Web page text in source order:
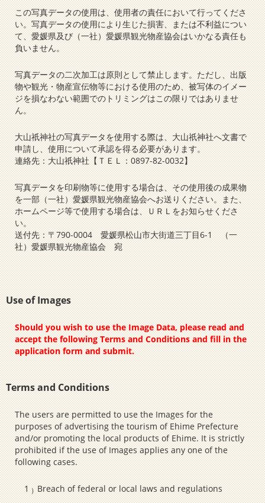
この写真データの使用は、使用者の責任において行ってくださ
い。写真データの使用により生じた損害、または不利益につい
て、愛媛県及び（一社）愛媛県観光物産協会はいかなる責任も
負いません。
写真データの二次加工は原則として禁止します。ただし、出版
物や観光・物産宣伝物等における使用のため、被写体のイメー
ジを損なわない範囲でのトリミングはこの限りではありませ
ん。
大山祇神社の写真データを使用する際は、大山祇神社へ文書で
申請し、使用について承認を得る必要があります。
連絡先：大山祇神社【ＴＥＬ：0897-82-0032】
写真データを印刷物等に使用する場合は、その使用後の成果物
を一部（一社）愛媛県観光物産協会へお送りください。また、
ホームページ等で使用する場合は、ＵＲＬをお知らせくださ
い。
送付先：〒790-0004 愛媛県松山市大街道三丁目6-1 （一
社）愛媛県観光物産協会 宛
Use of Images
Should you wish to use the Image Data, please read and
accept the following Terms and Conditions and fill in the
application form and submit.
Terms and Conditions
The users are permitted to use the Images for the
purposes of advertising the tourism of Ehime Prefecture
and/or promoting the local products of Ehime. It is strictly
prohibited if the use of Images applies any one of the
following cases.
Breach of federal or local laws and regulations